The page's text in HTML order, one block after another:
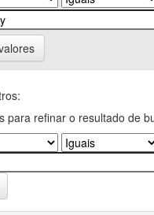
para refinar o resultado de